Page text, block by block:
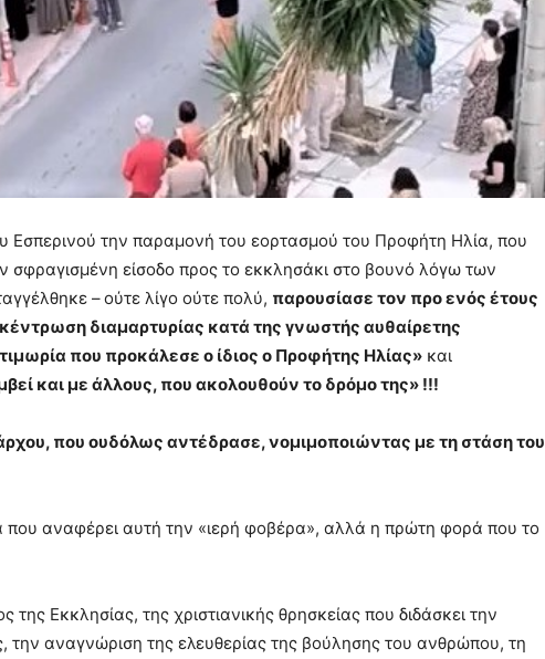
Εσπερινού την παραμονή του εορτασμού του Προφήτη Ηλία, που
είσοδο προς το εκκλησάκι στο βουνό λόγω των
–ούτε λίγο ούτε πολύ, παρουσίασε τον προ ενός έτους
διαμαρτυρίας κατά της γνωστής αυθαίρετης
που προκάλεσε ο ίδιος ο Προφήτης Ηλίας» και
και με άλλους, που ακολουθούν το δρόμο της» !!!
που ουδόλως αντέδρασε, νομιμοποιώντας με τη στάση του
αναφέρει αυτή την «ιερή φοβέρα», αλλά η πρώτη φορά που το
Εκκλησίας, της χριστιανικής θρησκείας που διδάσκει την
αναγνώριση της ελευθερίας της βούλησης του ανθρώπου, τη